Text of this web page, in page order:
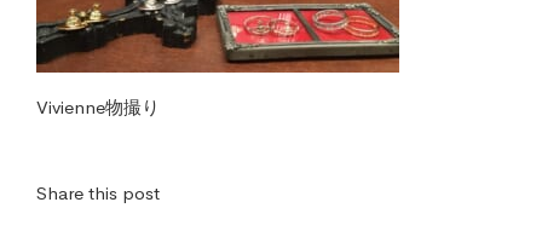
Vivienne物撮り
Share this post